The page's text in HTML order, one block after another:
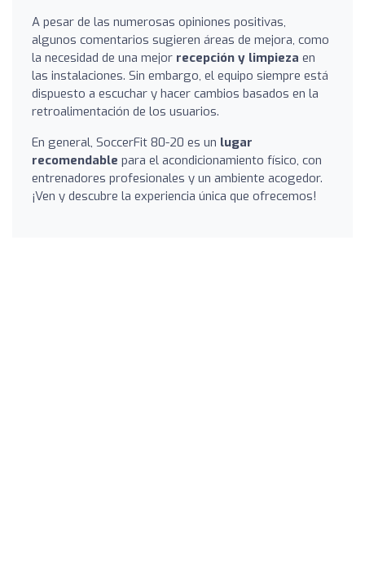
A pesar de las numerosas opiniones positivas,
algunos comentarios sugieren áreas de mejora, como
la necesidad de una mejor recepción y limpieza en
las instalaciones. Sin embargo, el equipo siempre está
dispuesto a escuchar y hacer cambios basados en la
retroalimentación de los usuarios.
En general, SoccerFit 80-20 es un lugar
recomendable para el acondicionamiento físico, con
entrenadores profesionales y un ambiente acogedor.
¡Ven y descubre la experiencia única que ofrecemos!